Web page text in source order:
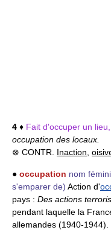
4 ♦ Fait d'occuper un
occupation des locaux.
⊗ CONTR. Inaction
● occupation nom
s'emparer de) Action d'
pays : Des actions
pendant laquelle la
allemandes (1940-